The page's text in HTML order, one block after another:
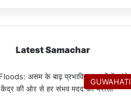
Latest Samachar
GUWAHATI